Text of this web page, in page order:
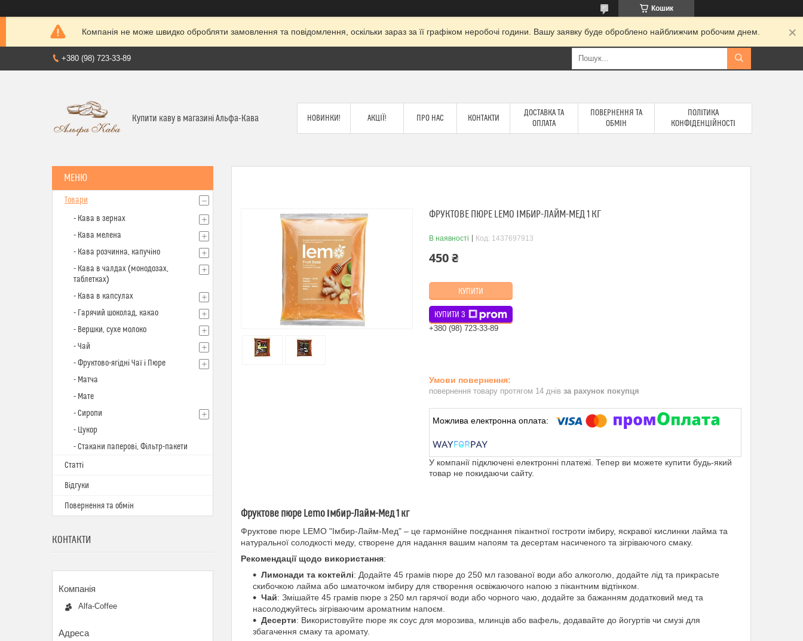
Кошик
Компанія не може швидко обробляти замовлення та повідомлення, оскільки зараз за її графіком неробочі години. Вашу заявку буде оброблено найближчим робочим днем.
+380 (98) 723-33-89
Купити каву в магазині Альфа-Кава НОВИНКИ! АКЦІЇ! ПРО НАС КОНТАКТИ
ДОСТАВКА ТА
ОПЛАТА
ПОВЕРНЕННЯ ТА
ОБМІН
ПОЛІТИКА
КОНФІДЕНЦІЙНОСТІ
ФРУКТОВЕ ПЮРЕ LEMO ІМБИР-ЛАЙМ-МЕД 1 КГ
В наявності Код: 1437697913
450 ₴
КУПИТИ
КУПИТИ З
+380 (98) 723-33-89
повернення товару протягом 14 днів за рахунок покупця
У компанії підключені електронні платежі. Тепер ви можете купити будь-який
товар не покидаючи сайту.
Фруктове пюре Lemo Імбир-Лайм-Мед 1 кг
Фруктове пюре LEMO "Імбир-Лайм-Мед" – це гармонійне поєднання пікантної гостроти імбиру, яскравої кислинки лайма та
натуральної солодкості меду, створене для надання вашим напоям та десертам насиченого та зігріваючого смаку.
Рекомендації щодо використання:
Лимонади та коктейлі: Додайте 45 грамів пюре до 250 мл газованої води або алкоголю, додайте лід та прикрасьте
скибочкою лайма або шматочком імбиру для створення освіжаючого напою з пікантним відтінком.
Чай: Змішайте 45 грамів пюре з 250 мл гарячої води або чорного чаю, додайте за бажанням додатковий мед та
насолоджуйтесь зігріваючим ароматним напоєм.
Десерти: Використовуйте пюре як соус для морозива, млинців або вафель, додавайте до йогуртів чи смузі для
збагачення смаку та аромату.
Товари
- Кава в зернах
- Кава мелена
- Кава розчинна, капучіно
- Кава в чалдах (монодозах,
таблетках)
- Кава в капсулах
- Гарячий шоколад, какао
- Вершки, сухе молоко
- Чай
- Фруктово-ягідні Чаї і Пюре
- Матча
- Мате
- Сиропи
- Цукор
- Стакани паперові, Фільтр-пакети
Статті
Відгуки
Повернення та обмін
КОНТАКТИ
Alfa-Coffee